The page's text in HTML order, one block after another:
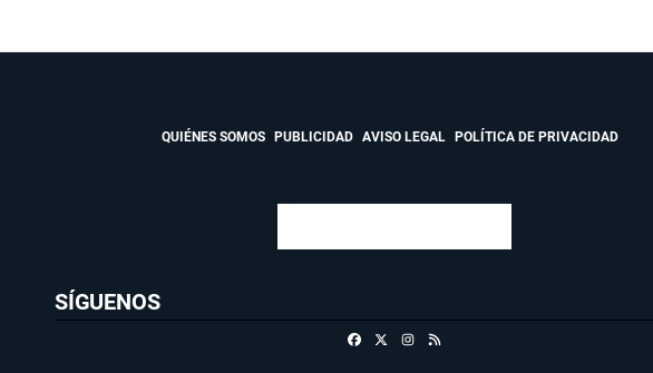
QUIÉNES SOMOS PUBLICIDAD AVISO LEGAL POLÍTICA DE PRIVACIDAD
SÍGUENOS
FacebookInstagram